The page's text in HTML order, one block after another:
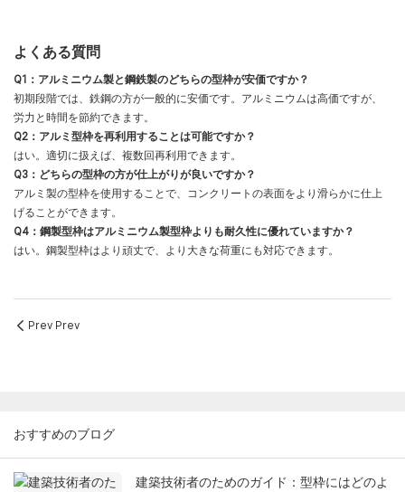
よくある質問
Q1：アルミニウム製と鋼鉄製のどちらの型枠が安価ですか？
初期段階では、鉄鋼の方が一般的に安価です。アルミニウムは高価ですが、
労力と時間を節約できます。
Q2：アルミ型枠を再利用することは可能ですか？
はい。適切に扱えば、複数回再利用できます。
Q3：どちらの型枠の方が仕上がりが良いですか？
アルミ製の型枠を使用することで、コンクリートの表面をより滑らかに仕上
げることができます。
Q4：鋼製型枠はアルミニウム製型枠よりも耐久性に優れていますか？
はい。鋼製型枠はより頑丈で、より大きな荷重にも対応できます。
Prev Prev
おすすめのブログ
建築技術者のためのガイド：型枠にはどのよ